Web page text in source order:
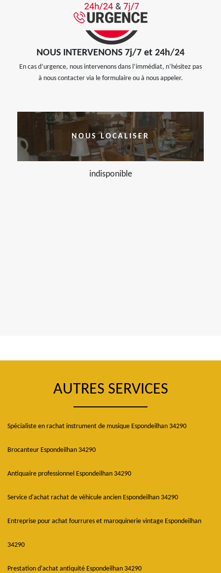
NOUS INTERVENONS 7j/7 et 24h/24
En cas d’urgence, nous intervenons dans l’immédiat, n’hésitez pas
à nous contacter via le formulaire ou à nous appeler.
NOUS LOCALISER
indisponible
AUTRES SERVICES
Spécialiste en rachat instrument de musique Espondeilhan 34290
Brocanteur Espondeilhan 34290
Antiquaire professionnel Espondeilhan 34290
Service d'achat rachat de véhicule ancien Espondeilhan 34290
Entreprise pour achat fourrures et maroquinerie vintage Espondeilhan
34290
Prestation d'achat antiquité Espondeilhan 34290